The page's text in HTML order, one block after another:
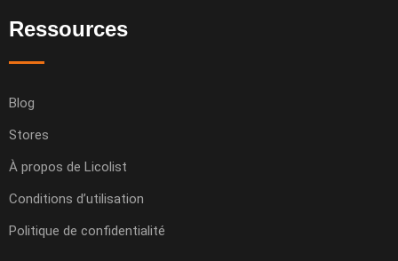
Ressources
Blog
Stores
À propos de Licolist
Conditions d’utilisation
Politique de confidentialité